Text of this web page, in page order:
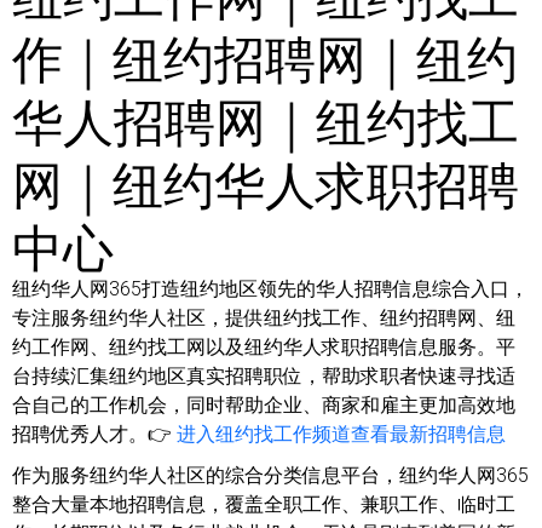
作｜纽约招聘网｜纽约
华人招聘网｜纽约找工
网｜纽约华人求职招聘
中心
纽约华人网365打造纽约地区领先的华人招聘信息综合入口，
专注服务纽约华人社区，提供纽约找工作、纽约招聘网、纽
约工作网、纽约找工网以及纽约华人求职招聘信息服务。平
台持续汇集纽约地区真实招聘职位，帮助求职者快速寻找适
合自己的工作机会，同时帮助企业、商家和雇主更加高效地
招聘优秀人才。👉 进入纽约找工作频道查看最新招聘信息
作为服务纽约华人社区的综合分类信息平台，纽约华人网365
整合大量本地招聘信息，覆盖全职工作、兼职工作、临时工